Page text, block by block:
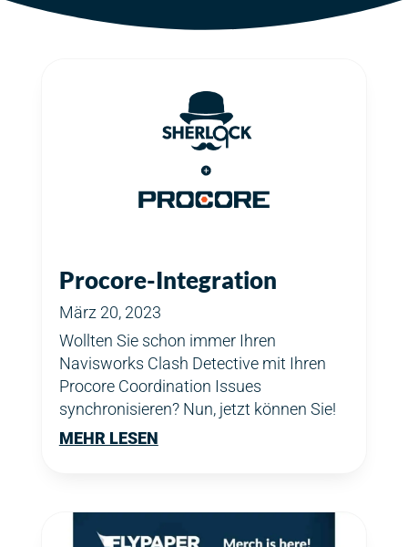
Procore-Integration
März 20, 2023
Wollten Sie schon immer Ihren
Navisworks Clash Detective mit Ihren
Procore Coordination Issues
synchronisieren? Nun, jetzt können Sie!
MEHR LESEN